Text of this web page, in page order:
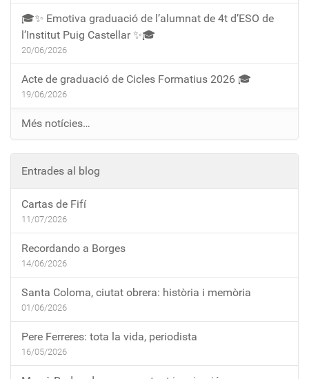
🎓✨ Emotiva graduació de l’alumnat de 4t d’ESO de
l’Institut Puig Castellar ✨🎓
20/06/2026
Acte de graduació de Cicles Formatius 2026 🎓
19/06/2026
Més notícies…
Entrades al blog
Cartas de Fifí
11/07/2026
Recordando a Borges
14/06/2026
Santa Coloma, ciutat obrera: història i memòria
01/06/2026
Pere Ferreres: tota la vida, periodista
16/05/2026